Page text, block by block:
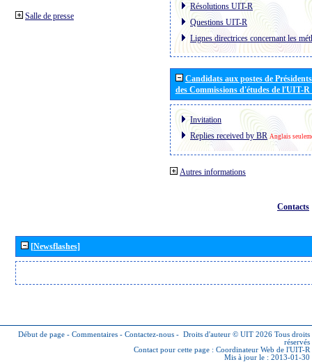
Salle de presse
Résolutions UIT-R
Questions UIT-R
Lignes directrices concernant les
Candidats aux postes de
des Commissions d'études de l'UIT-
Invitation
Replies received by BR Anglais
Autres informations
Contacts
[Newsflashes]
Début de page - Commentaires - Contactez-nous - Droits d'auteur © UIT 2026 Tous droits
réservés
Contact pour cette page : Coordinateur Web de l'UIT-R
Mis à jour le : 2013-01-30